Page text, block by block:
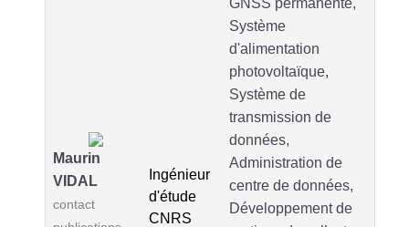
Maurin
VIDAL
contact
Ingénieur
d'étude
CNRS
Système
d'alimentation
photovoltaïque,
Système de
transmission de
données,
Administration de
centre de données,
Développement de